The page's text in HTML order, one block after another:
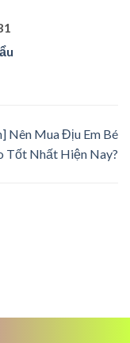
Nên Mua Địu Em Bé
Tốt Nhất Hiện Nay?